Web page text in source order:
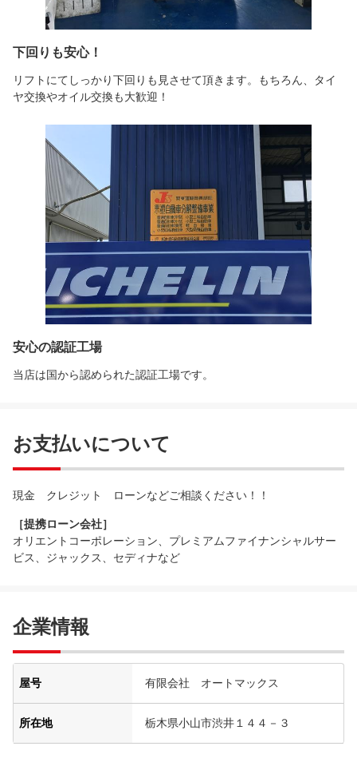
下回りも安心！
リフトにてしっかり下回りも見させて頂きます。もちろん、タイ
ヤ交換やオイル交換も大歓迎！
安心の認証工場
当店は国から認められた認証工場です。
お支払いについて
現金 クレジット ローンなどご相談ください！！
［提携ローン会社］
オリエントコーポレーション、プレミアムファイナンシャルサー
ビス、ジャックス、セディナなど
企業情報
屋号 有限会社 オートマックス
所在地 栃木県小山市渋井１４４－３